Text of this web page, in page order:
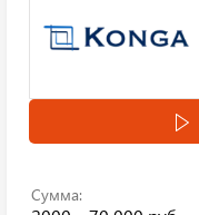
Сумма: